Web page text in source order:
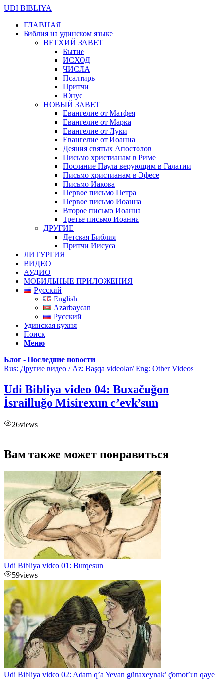
UDI BIBLIYA
ГЛАВНАЯ
Библия на удинском языке
ВЕТХИЙ ЗАВЕТ
Бытие
ИСХОД
ЧИСЛА
Псалтирь
Притчи
Юнус
НОВЫЙ ЗАВЕТ
Евангелие от Матфея
Евангелие от Марка
Евангелие от Луки
Евангелие от Иоанна
Деяния святых Апостолов
Письмо христианам в Риме
Послание Паула верующим в Галатии
Письмо христианам в Эфесе
Письмо Иакова
Первое письмо Петра
Первое письмо Иоанна
Второе письмо Иоанна
Третье письмо Иоанна
ДРУГИЕ
Детская Библия
Притчи Иисуса
ЛИТУРГИЯ
ВИДЕО
АУДИО
МОБИЛЬНЫЕ ПРИЛОЖЕНИЯ
Русский
English
Azərbaycan
Русский
Удинская кухня
Поиск
Меню
Блог - Последние новости
Rus: Другие видео / Az: Başqa videolar/ Eng: Other Videos
Udi Bibliya video 04: Buxačuğon
İsrailluğo Misirexun c’evk’sun
26views
Вам также может понравиться
Udi Bibliya video 01: Burqesun
59views
Udi Bibliya video 02: Adam q’a Yevan günaxeynak’ ç̌omot’un qaye